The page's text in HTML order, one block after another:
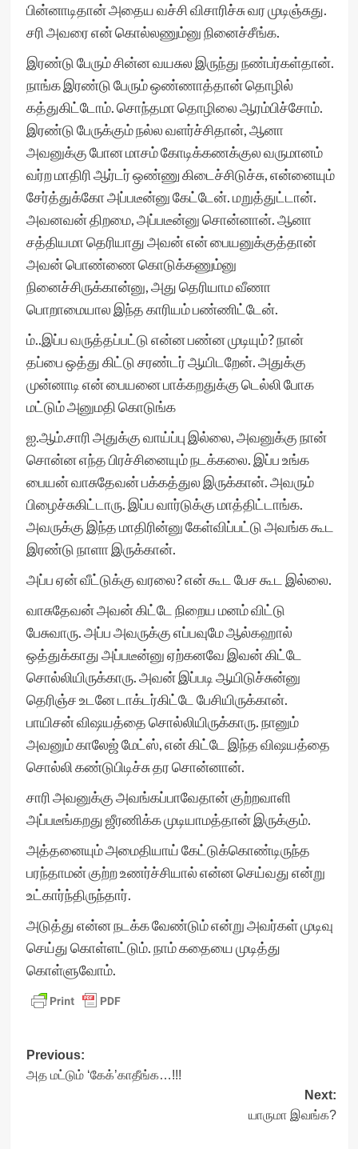
பின்னாடிதான் அதைய வச்சி விசாரிச்சு வர முடிஞ்சுது.
சரி அவரை என் கொல்லணும்னு நினைச்சீங்க.
இரண்டு பேரும் சின்ன வயசுல இருந்து நண்பர்கள்தான்.
நாங்க இரண்டு பேரும் ஒண்ணாத்தான் தொழில்
கத்துகிட்டோம். சொந்தமா தொழிலை ஆரம்பிச்சோம்.
இரண்டு பேருக்கும் நல்ல வளர்ச்சிதான், ஆனா
அவனுக்கு போன மாசம் கோடிக்கணக்குல வருமானம்
வர்ற மாதிரி ஆர்டர் ஒண்ணு கிடைச்சிடுச்சு, என்னையும்
சேர்த்துக்கோ அப்படீன்னு கேட்டேன். மறுத்துட்டான்.
அவனவன் திறமை, அப்படீன்னு சொன்னான். ஆனா
சத்தியமா தெரியாது அவன் என் பையனுக்குத்தான்
அவன் பொண்ணை கொடுக்கணும்னு
நினைச்சிருக்கான்னு, அது தெரியாம வீணா
பொறாமையால இந்த காரியம் பண்ணிட்டேன்.
ம்..இப்ப வருத்தப்பட்டு என்ன பண்ன முடியும்? நான்
தப்பை ஒத்து கிட்டு சரண்டர் ஆயிடறேன். அதுக்கு
முன்னாடி என் பையனை பாக்கறதுக்கு டெல்லி போக
மட்டும் அனுமதி கொடுங்க
ஐ.ஆம்.சாரி அதுக்கு வாய்ப்பு இல்லை, அவனுக்கு நான்
சொன்ன எந்த பிரச்சினையும் நடக்கலை. இப்ப உங்க
பையன் வாசுதேவன் பக்கத்துல இருக்கான். அவரும்
பிழைச்சுகிட்டாரு. இப்ப வார்டுக்கு மாத்திட்டாங்க.
அவருக்கு இந்த மாதிரின்னு கேள்விப்பட்டு அவங்க கூட
இரண்டு நாளா இருக்கான்.
அப்ப ஏன் வீட்டுக்கு வரலை? என் கூட பேச கூட இல்லை.
வாசுதேவன் அவன் கிட்டே நிறைய மனம் விட்டு
பேசுவாரு. அப்ப அவருக்கு எப்பவுமே ஆல்கஹால்
ஒத்துக்காது அப்படீன்னு ஏற்கனவே இவன் கிட்டே
சொல்லியிருக்காரு. அவன் இப்படி ஆயிடுச்சுன்னு
தெரிஞ்ச உடனே டாக்டர்கிட்டே பேசியிருக்கான்.
பாயிசன் விஷயத்தை சொல்லியிருக்காரு. நானும்
அவனும் காலேஜ் மேட்ஸ், என் கிட்டே இந்த விஷயத்தை
சொல்லி கண்டுபிடிச்சு தர சொன்னான்.
சாரி அவனுக்கு அவங்கப்பாவேதான் குற்றவாளி
அப்படீங்கறது ஜீரணிக்க முடியாமத்தான் இருக்கும்.
அத்தனையும் அமைதியாய் கேட்டுக்கொண்டிருந்த
பரந்தாமன் குற்ற உணர்ச்சியால் என்ன செய்வது என்று
உட்கார்ந்திருந்தார்.
அடுத்து என்ன நடக்க வேண்டும் என்று அவர்கள் முடிவு
செய்து கொள்ளட்டும். நாம் கதையை முடித்து
கொள்ளுவோம்.
Post
navigation
Previous:
அத மட்டும் ‘கேக்’காதீங்க…!!!
Next:
யாருமா இவங்க?